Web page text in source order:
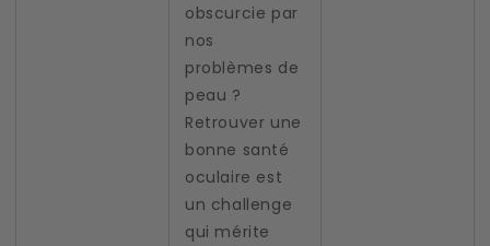
obscurcie par
nos
problèmes de
peau ?
Retrouver une
bonne santé
oculaire est
un challenge
qui mérite